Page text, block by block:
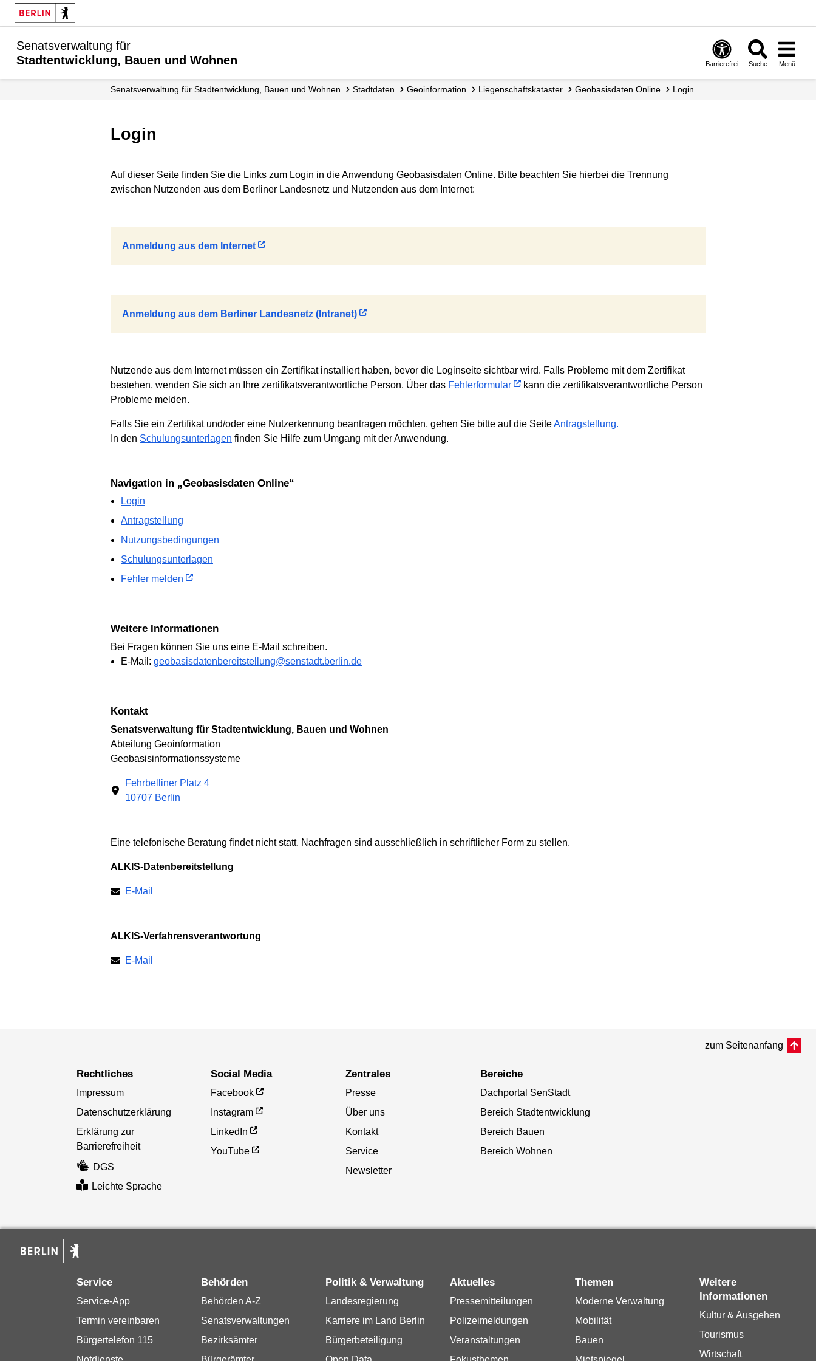
Senatsverwaltung für
Stadtentwicklung, Bauen und Wohnen
Barrierefrei Suche Menü
Senats­verwaltung für Stadtentwicklung, Bauen und Wohnen Stadtdaten Geoinformation Liegenschafts­kataster Geobasisdaten Online Login
Login
Auf dieser Seite finden Sie die Links zum Login in die Anwendung Geobasisdaten Online. Bitte beachten Sie hierbei die Trennung
zwischen Nutzenden aus dem Berliner Landesnetz und Nutzenden aus dem Internet:
Anmeldung aus dem Internet
Anmeldung aus dem Berliner Landesnetz (Intranet)
Nutzende aus dem Internet müssen ein Zertifikat installiert haben, bevor die Loginseite sichtbar wird. Falls Probleme mit dem Zertifikat
bestehen, wenden Sie sich an Ihre zertifikats­verantwortliche Person. Über das Fehlerformular
kann die zertifikats­verantwortliche Person
Probleme melden.
Falls Sie ein Zertifikat und/oder eine Nutzerkennung beantragen möchten, gehen Sie bitte auf die SeiteAntragstellung.
In den Schulungsunterlagen finden Sie Hilfe zum Umgang mit der Anwendung.
Navigation in „Geobasisdaten Online“
Login
Antragstellung
Nutzungs­bedingungen
Schulungsunterlagen
Fehler melden
Weitere Informationen
Bei Fragen können Sie uns eine E-Mail schreiben.
E-Mail: geobasisdatenbereitstellung@senstadt.berlin.de
Kontakt
Senatsverwaltung für Stadtentwicklung, Bauen und Wohnen
Abteilung Geoinformation
Geobasisinformationssysteme
Fehrbelliner Platz 4
10707 Berlin
Eine telefonische Beratung findet nicht statt. Nachfragen sind ausschließlich in schriftlicher Form zu stellen.
ALKIS-Datenbereitstellung
E-Mail
ALKIS-Verfahrensverantwortung
E-Mail
zum Seitenanfang
Rechtliches
Impressum
Datenschutzerklärung
Erklärung zur
Barrierefreiheit
DGS
Leichte Sprache
Social Media
Facebook
Instagram
LinkedIn
YouTube
Zentrales
Presse
Über uns
Kontakt
Service
Newsletter
Bereiche
Dachportal SenStadt
Bereich Stadtentwicklung
Bereich Bauen
Bereich Wohnen
Service
Service-App
Termin vereinbaren
Bürgertelefon 115
Behörden
Behörden A-Z
Senatsverwaltungen
Bezirksämter
Politik & Verwaltung
Landesregierung
Karriere im Land Berlin
Bürgerbeteiligung
Aktuelles
Pressemitteilungen
Polizeimeldungen
Veranstaltungen
Themen
Moderne Verwaltung
Mobilität
Bauen
Weitere
Informationen
Kultur & Ausgehen
Tourismus
Wirtschaft